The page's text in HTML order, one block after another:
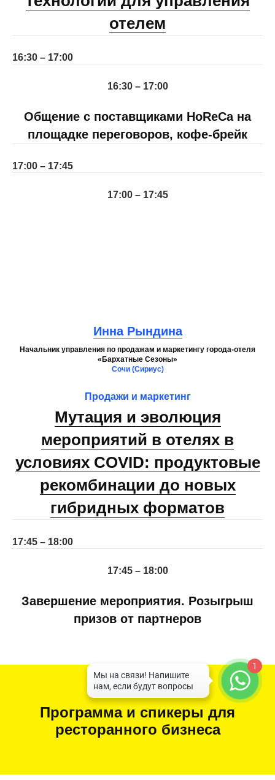
отелем
16:30 – 17:00
16:30 – 17:00
Общение с поставщиками HoReCa на
площадке переговоров, кофе-брейк
17:00 – 17:45
17:00 – 17:45
Инна Рындина
Начальник управления по продажам и маркетингу города-отеля
«Бархатные Сезоны»
Сочи (Сириус)
Продажи и маркетинг
Мутация и эволюция
мероприятий в отелях в
условиях COVID: продуктовые
рекомбинации до новых
гибридных форматов
17:45 – 18:00
17:45 – 18:00
Завершение мероприятия. Розыгрыш
призов от партнеров
Программа и спикеры для
ресторанного бизнеса
1